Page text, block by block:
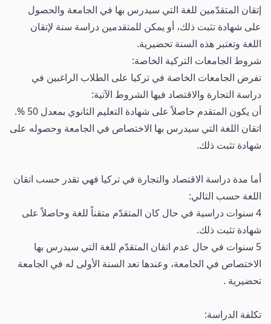
إتقان المتقدّمين للغة التي سيدرس بها في الجامعة والحصول
على شهادة تثبت ذلك، أو يمكن للمتقدمين دراسة سنة لإتقان
اللغة وتعتبر هذه السنة تحضيرية.
شروط الجامعات التركية الخاصة:
تفرض الجامعات الخاصة في تركيا على الطلاب الراغبين في
دراسة التجارة والاقتصاد فيها الشروط الآتية:
أن يكون المتقدم حاصلاً على شهادة التعليم الثانوي بمعدل 50 %.
اتقان اللغة التي سيدرس بها الاختصاص في الجامعة وحصوله على
شهادة تثبت ذلك.
أما مدة دراسة الاقتصاد والتجارة في تركيا فهي تقدر حسب اتقان
اللغة حسب التالي:
4 سنوات دراسية في حال كان المتقدّم متقناً للغة وحاصلاً على
شهادة تثبت ذلك.
5 سنوات في حال عدم اتقان المتقدّم للغة التي سيدرس بها
الاختصاص في الجامعة، وعندها تعد السنة الأولى له في الجامعة
تحضيرية .
تكلفة الدراسة: